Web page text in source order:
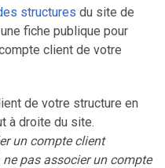
structures du site de
fiche publique pour
client de votre
de votre structure en
à droite du site.
un compte client
pas associer un compte